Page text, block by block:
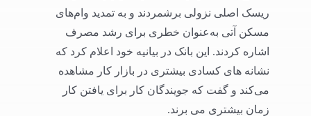
ریسک اصلی نزولی برشمردند و به تمدید وام‌های
مسکن آتی به‌عنوان خطری برای رشد مصرف
اشاره کردند. این بانک در بیانیه خود اعلام کرد که
نشانه های کسادی بیشتری در بازار کار مشاهده
می‌کند و گفت که جویندگان کار برای یافتن کار
زمان بیشتری می برند.